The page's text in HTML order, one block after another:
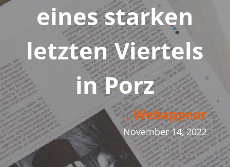
eines starken
letzten Viertels
in Porz
, Webappear
November 14, 2022